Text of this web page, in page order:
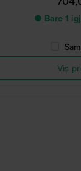
● Bare 1
Vis